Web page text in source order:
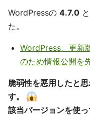
WordPressの 4.7.0 と
た。
WordPress、更新
のため情報公開を
脆弱性を悪用したと
す。
該当バージョンを使